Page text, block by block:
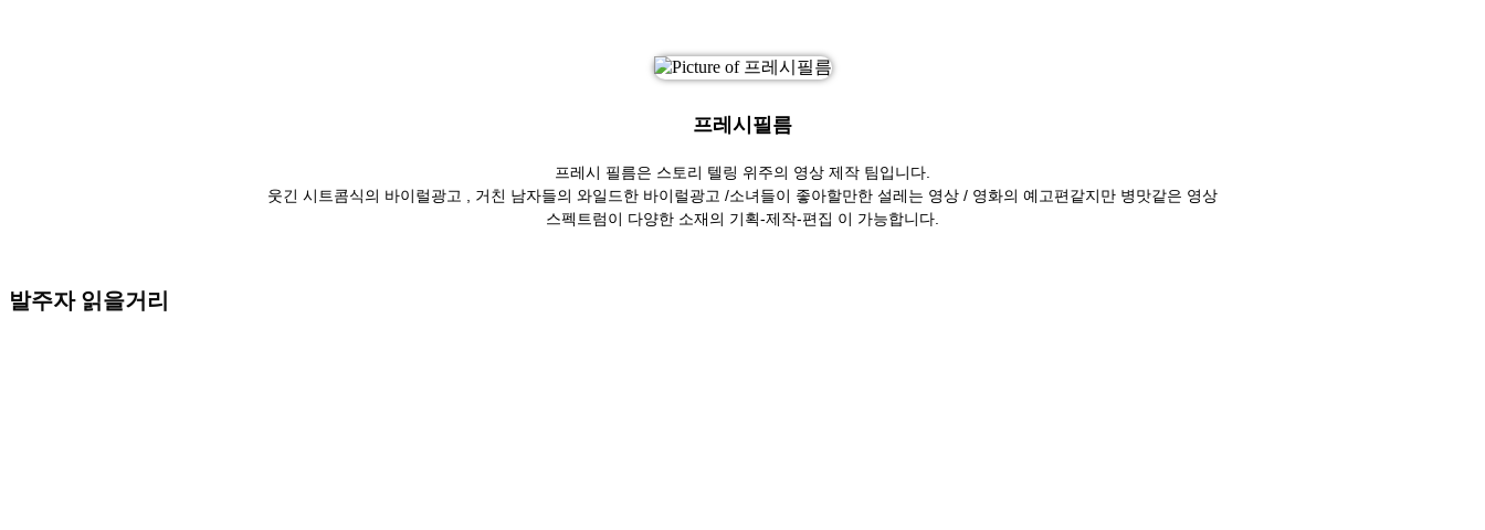
프레시필름
프레시 필름은 스토리 텔링 위주의 영상 제작 팀입니다.
웃긴 시트콤식의 바이럴광고 , 거친 남자들의 와일드한 바이럴광고 /소녀들이 좋아할만한 설레는 영상 / 영화의 예고편같지만 병맛같은 영상
스펙트럼이 다양한 소재의 기획-제작-편집 이 가능합니다.
발주자 읽을거리